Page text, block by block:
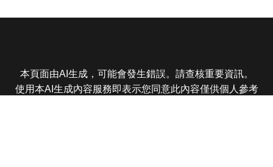
本頁面由AI生成，可能會發生錯誤。請查核重要資訊。
使用本AI生成內容服務即表示您同意此內容僅供個人參考